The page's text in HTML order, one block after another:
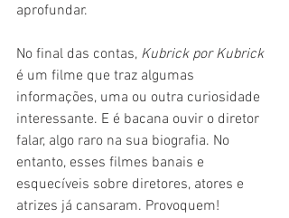
aprofundar.
No final das contas, Kubrick por Kubrick
é um filme que traz algumas
informações, uma ou outra curiosidade
interessante. E é bacana ouvir o diretor
falar, algo raro na sua biografia. No
entanto, esses filmes banais e
esquecíveis sobre diretores, atores e
atrizes já cansaram. Provoquem!